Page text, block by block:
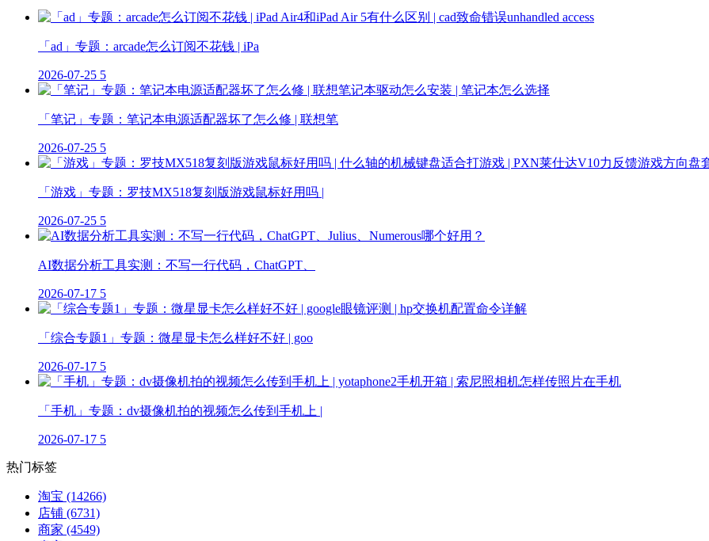
「ad」专题：arcade怎么订阅不花钱 | iPa
2026-07-25 5
「笔记」专题：笔记本电源适配器坏了怎么修 | 联想笔
2026-07-25 5
「游戏」专题：罗技MX518复刻版游戏鼠标好用吗 |
2026-07-25 5
AI数据分析工具实测：不写一行代码，ChatGPT、
2026-07-17 5
「综合专题1」专题：微星显卡怎么样好不好 | goo
2026-07-17 5
「手机」专题：dv摄像机拍的视频怎么传到手机上 |
2026-07-17 5
热门标签
淘宝 (14266)
店铺 (6731)
商家 (4549)